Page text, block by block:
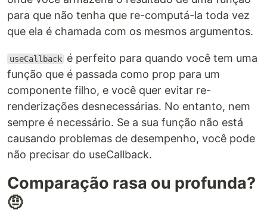
para que não tenha que re-computá-la toda vez
que ela é chamada com os mesmos argumentos.
useCallback é perfeito para quando você tem uma
função que é passada como prop para um
componente filho, e você quer evitar re-
renderizações desnecessárias. No entanto, nem
sempre é necessário. Se a sua função não está
causando problemas de desempenho, você pode
não precisar do useCallback.
Comparação rasa ou profunda?
🤨